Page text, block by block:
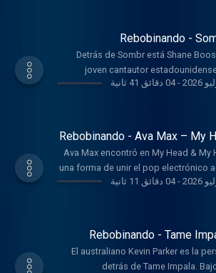
Rebobinando -
Homewrecker - 30/
Detrás de Sombr está Shane
joven cantautor
representa una nueva - 04 دقائق 41 ثانية
Rebobinando - Ava Max – My
& My Heart - 29/
Ava Max encontró en My Head & My
una forma de unir el pop electrónico
con una melodía reconocible de los
- 04 دقائق 11 ثانية
Rebobinando - Tame
Dracula - 28/
El australiano Kevin Parker es la
detrás de Tame Impala.